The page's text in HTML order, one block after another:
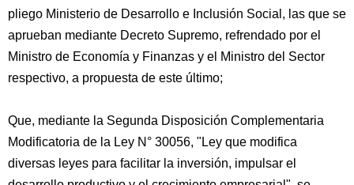
pliego Ministerio de Desarrollo e Inclusión Social, las que se
aprueban mediante Decreto Supremo, refrendado por el
Ministro de Economía y Finanzas y el Ministro del Sector
respectivo, a propuesta de este último;
Que, mediante la Segunda Disposición Complementaria
Modificatoria de la Ley N° 30056, "Ley que modifica
diversas leyes para facilitar la inversión, impulsar el